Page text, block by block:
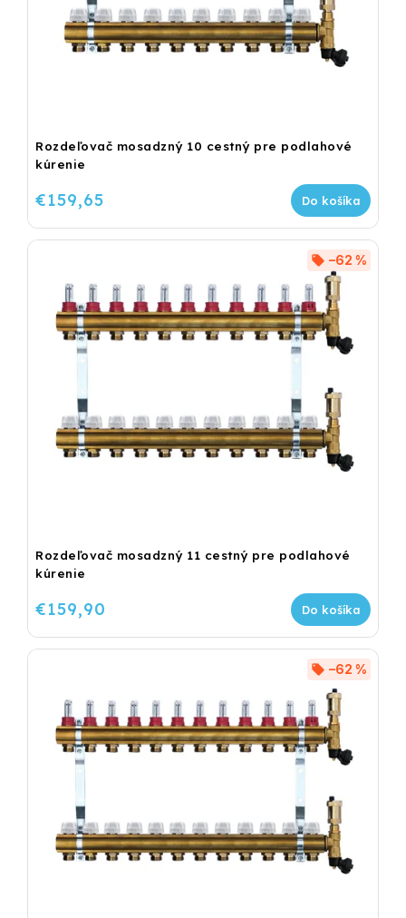
Rozdeľovač mosadzný 10 cestný pre podlahové
kúrenie
€159,65 Do košíka
Rozdeľovač mosadzný 11 cestný pre podlahové
kúrenie
–62 %
€159,90 Do košíka
–62 %